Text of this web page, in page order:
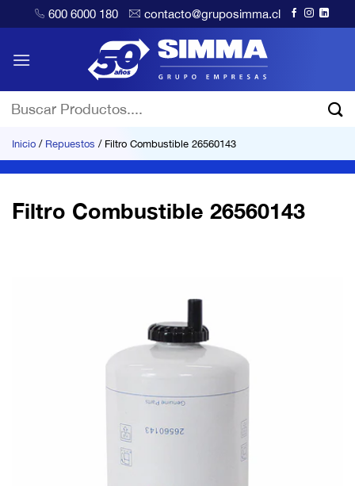
al
600 6000 180 contacto@gruposimma.cl
por:
Inicio / Repuestos / Filtro Combustible 26560143
Filtro Combustible 26560143